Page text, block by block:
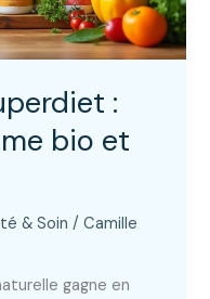
:
bio et
& Soin /Camille
gagne en